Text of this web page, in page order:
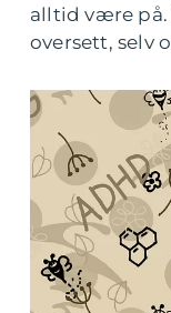
alltid være
oversett, selv